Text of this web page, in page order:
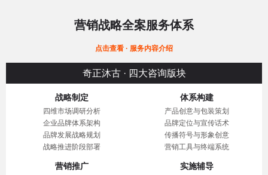
营销战略全案服务体系
点击查看 · 服务内容介绍
奇正沐古 · 四大咨询版块
战略制定
四维市场调研分析
企业品牌体系架构
品牌发展战略规划
战略推进阶段部署
体系构建
产品创意与包装策划
品牌定位与宣传话术
传播符号与形象创意
营销工具与终端系统
营销推广 实施辅导